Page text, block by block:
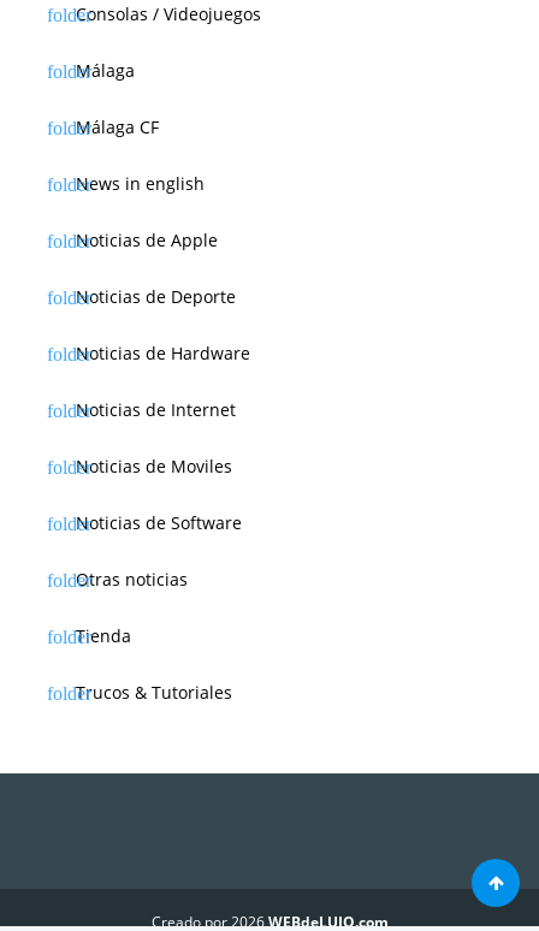
Consolas / Videojuegos
Málaga
Málaga CF
News in english
Noticias de Apple
Noticias de Deporte
Noticias de Hardware
Noticias de Internet
Noticias de Moviles
Noticias de Software
Otras noticias
Tienda
Trucos & Tutoriales
Creado por 2026WEBdeLUJO.com